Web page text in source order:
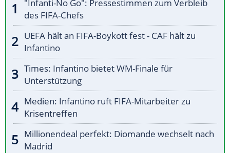
"Infanti-No Go": Pressestimmen zum Verbleib
des FIFA-Chefs
UEFA hält an FIFA-Boykott fest - CAF hält zu
Infantino
Times: Infantino bietet WM-Finale für
Unterstützung
Medien: Infantino ruft FIFA-Mitarbeiter zu
Krisentreffen
Millionendeal perfekt: Diomande wechselt nach
Madrid